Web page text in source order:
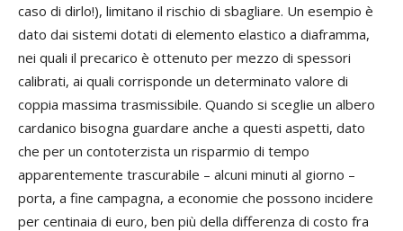
caso di dirlo!), limitano il rischio di sbagliare. Un esempio è
dato dai sistemi dotati di elemento elastico a diaframma,
nei quali il precarico è ottenuto per mezzo di spessori
calibrati, ai quali corrisponde un determinato valore di
coppia massima trasmissibile. Quando si sceglie un albero
cardanico bisogna guardare anche a questi aspetti, dato
che per un contoterzista un risparmio di tempo
apparentemente trascurabile – alcuni minuti al giorno –
porta, a fine campagna, a economie che possono incidere
per centinaia di euro, ben più della differenza di costo fra